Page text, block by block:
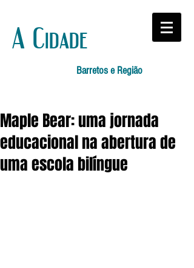
A Cidade
Barretos e Região
Maple Bear: uma jornada
educacional na abertura de
uma escola bilíngue